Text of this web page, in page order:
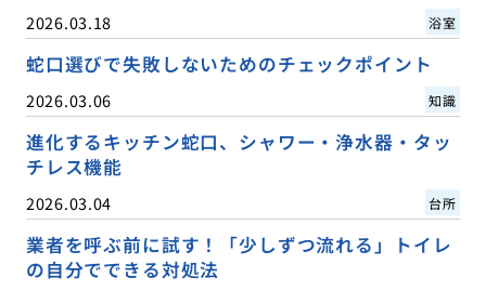
2026.03.18 浴室
蛇口選びで失敗しないためのチェックポイント
2026.03.06 知識
進化するキッチン蛇口、シャワー・浄水器・タッ
チレス機能
2026.03.04 台所
業者を呼ぶ前に試す！「少しずつ流れる」トイレ
の自分でできる対処法